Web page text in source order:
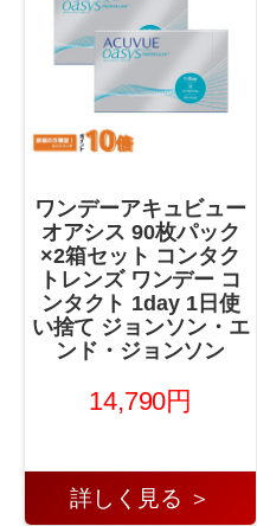
ワンデーアキュビュー
オアシス 90枚パック
×2箱セット コンタク
トレンズ ワンデー コ
ンタクト 1day 1日使
い捨て ジョンソン・エ
ンド・ジョンソン
14,790円
詳しく見る ＞